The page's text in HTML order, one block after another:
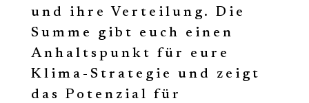
und ihre Verteilung. Die
Summe gibt euch einen
Anhaltspunkt für eure
Klima-Strategie und zeigt
das Potenzial für